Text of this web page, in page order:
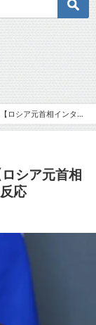
ロシア元首相インタビ
シア元首相
応